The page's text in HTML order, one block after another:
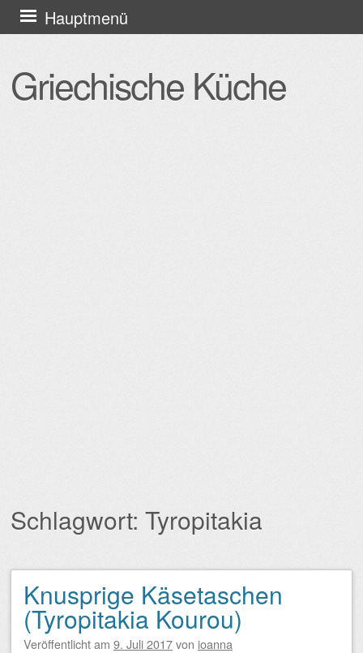
Griechische Küche
Hauptmenü
Zum
Inhalt
Schlagwort: Tyropitakia
Beitragsnavigation
Knusprige Käsetaschen
(Tyropitakia Kourou)
Veröffentlicht am 9. Juli 2017von ioanna